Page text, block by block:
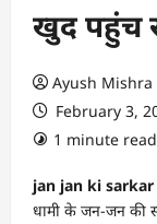
खुद पहुंच
Ayush Mishra
February 3,
1 minute read
jan jan ki
धामी के जन-जन की